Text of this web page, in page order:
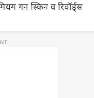
गन स्किन व रिवॉर्ड्स